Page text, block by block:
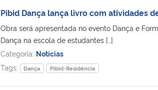
Pibid Dança lança livro com atividades
Obra será apresentada no evento Dança e
Dança na escola de estudantes […]
Categoria: Notícias
Tags:
Dança Pibid-Residência